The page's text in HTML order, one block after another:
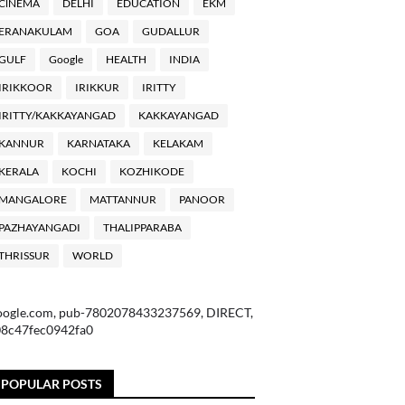
DELHI EDUCATION EKM
GOA GUDALLUR
Google HEALTH INDIA
IRIKKUR IRITTY
KAKKAYANGAD KAKKAYANGAD
KARNATAKA KELAKAM
KOCHI KOZHIKODE
MATTANNUR PANOOR
THALIPPARABA
WORLD
pub-7802078433237569, DIRECT,
POPULAR POSTS